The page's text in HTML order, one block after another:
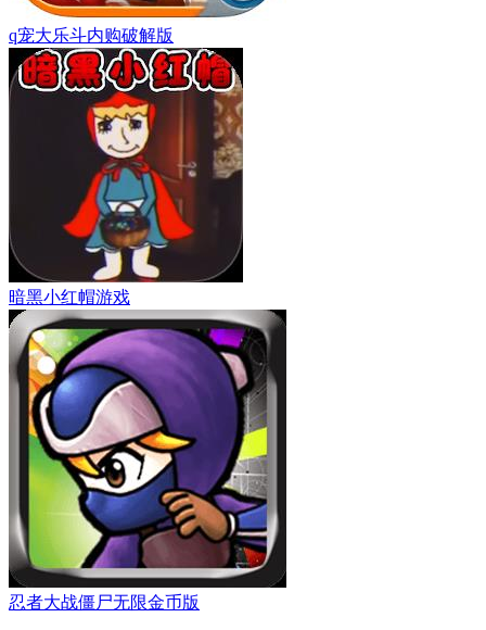
q宠大乐斗内购破解版
暗黑小红帽游戏
忍者大战僵尸无限金币版